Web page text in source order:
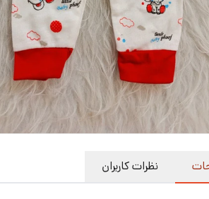
نظرات کاربران